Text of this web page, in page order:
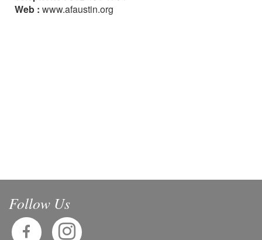
Web : www.afaustin.org
Follow Us